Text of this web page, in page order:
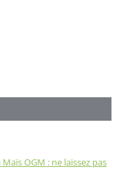
OGM : ne laissez pas